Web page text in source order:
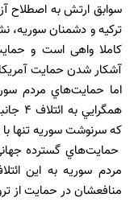
سوابق ارتش به اصطلاح
ترکیه و دشمنان سوريه،
کاملا واهی است و
آشكار شدن حمايت
اما حمايت‌هاي مردم
که سرنوشت سوریه تنها
حمايت‌هاي گسترده
مردم سوریه به این
منافعشان در حمايت از